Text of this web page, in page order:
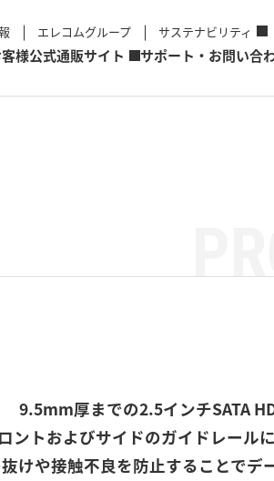
エレコムグループ サステナビリティ
様公式通販サイト サポート・お問い合
厚までの2.5インチSATA
ントおよびサイドのガイドレール
けや接触不良を防止することでデ